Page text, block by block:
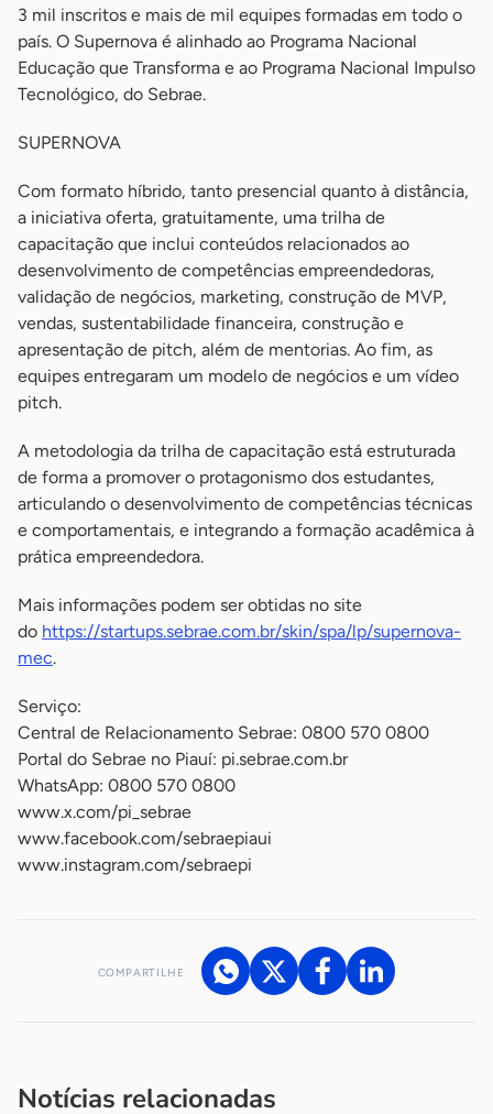
3 mil inscritos e mais de mil equipes formadas em todo o
país. O Supernova é alinhado ao Programa Nacional
Educação que Transforma e ao Programa Nacional Impulso
Tecnológico, do Sebrae.
SUPERNOVA
Com formato híbrido, tanto presencial quanto à distância,
a iniciativa oferta, gratuitamente, uma trilha de
capacitação que inclui conteúdos relacionados ao
desenvolvimento de competências empreendedoras,
validação de negócios, marketing, construção de MVP,
vendas, sustentabilidade financeira, construção e
apresentação de pitch, além de mentorias. Ao fim, as
equipes entregaram um modelo de negócios e um vídeo
pitch.
A metodologia da trilha de capacitação está estruturada
de forma a promover o protagonismo dos estudantes,
articulando o desenvolvimento de competências técnicas
e comportamentais, e integrando a formação acadêmica à
prática empreendedora.
Mais informações podem ser obtidas no site
do https://startups.sebrae.com.br/skin/spa/lp/supernova-
mec.
Serviço:
Central de Relacionamento Sebrae: 0800 570 0800
Portal do Sebrae no Piauí: pi.sebrae.com.br
WhatsApp: 0800 570 0800
www.x.com/pi_sebrae
www.facebook.com/sebraepiaui
www.instagram.com/sebraepi
COMPARTILHE
Notícias relacionadas